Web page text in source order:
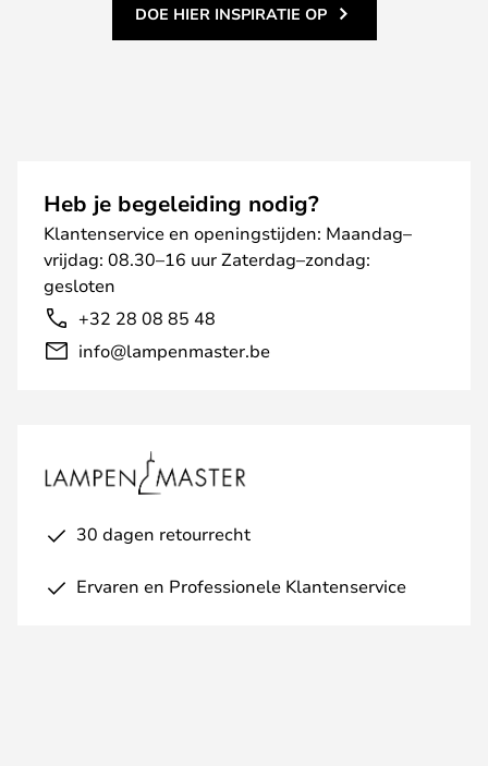
DOE HIER INSPIRATIE OP
Heb je begeleiding nodig?
Klantenservice en openingstijden: Maandag–
vrijdag: 08.30–16 uur Zaterdag–zondag:
gesloten
+32 28 08 85 48
info@lampenmaster.be
30 dagen retourrecht
Ervaren en Professionele Klantenservice